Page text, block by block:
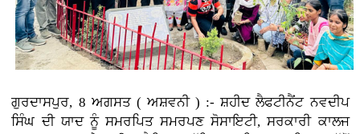
ਗੁਰਦਾਸਪੁਰ, 8 ਅਗਸਤ ( ਅਸ਼ਵਨੀ ) :-ਸ਼ਹੀਦ ਲੈਫਟੀਨੈਂਟ ਨਵਦੀਪ
ਸਿੰਘ ਦੀ ਯਾਦ ਨੂੰ ਸਮਰਪਿਤ ਸਮਰਪਣ ਸੋਸਾਇਟੀ, ਸਰਕਾਰੀ ਕਾਲਜ